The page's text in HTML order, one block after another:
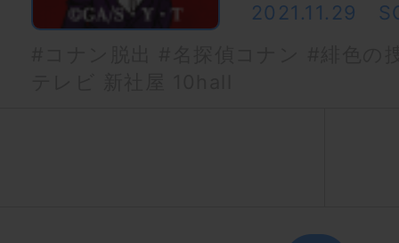
2021.11.29